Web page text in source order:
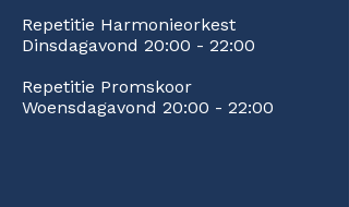
Repetitie Harmonieorkest
Dinsdagavond 20:00 - 22:00
Repetitie Promskoor
Woensdagavond 20:00 - 22:00